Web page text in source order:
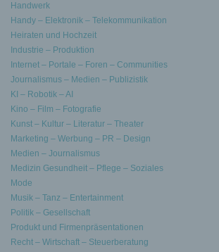
Handwerk
Handy – Elektronik – Telekommunikation
Heiraten und Hochzeit
Industrie – Produktion
Internet – Portale – Foren – Communities
Journalismus – Medien – Publizistik
KI – Robotik – AI
Kino – Film – Fotografie
Kunst – Kultur – Literatur – Theater
Marketing – Werbung – PR – Design
Medien – Journalismus
Medizin Gesundheit – Pflege – Soziales
Mode
Musik – Tanz – Entertainment
Politik – Gesellschaft
Produkt und Firmenpräsentationen
Recht – Wirtschaft – Steuerberatung